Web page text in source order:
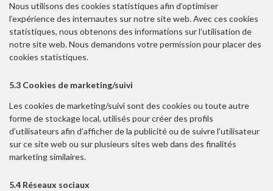
Nous utilisons des cookies statistiques afin d’optimiser
l’expérience des internautes sur notre site web. Avec ces cookies
statistiques, nous obtenons des informations sur l’utilisation de
notre site web. Nous demandons votre permission pour placer des
cookies statistiques.
5.3 Cookies de marketing/suivi
Les cookies de marketing/suivi sont des cookies ou toute autre
forme de stockage local, utilisés pour créer des profils
d’utilisateurs afin d’afficher de la publicité ou de suivre l’utilisateur
sur ce site web ou sur plusieurs sites web dans des finalités
marketing similaires.
5.4 Réseaux sociaux